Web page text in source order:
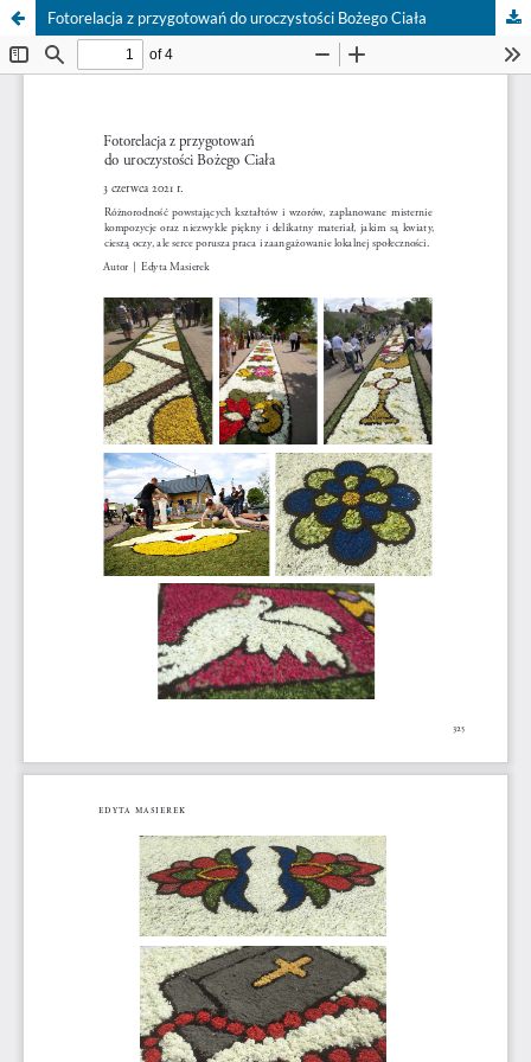
Fotorelacja z przygotowań do uroczystości Bożego Ciała